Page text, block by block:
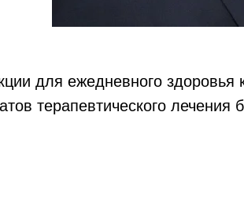
для ежедневного здоровья
терапевтического лечения